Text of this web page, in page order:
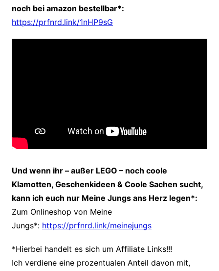
noch bei amazon bestellbar*:
https://prfnrd.link/1nHP9sG
Und wenn ihr – außer LEGO – noch coole
Klamotten, Geschenkideen & Coole Sachen sucht,
kann ich euch nur Meine Jungs ans Herz legen*:
Zum Onlineshop von Meine
Jungs*: https://prfnrd.link/meinejungs
*Hierbei handelt es sich um Affiliate Links!!!
Ich verdiene eine prozentualen Anteil davon mit,